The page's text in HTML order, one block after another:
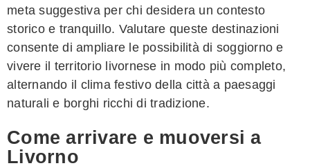
meta suggestiva per chi desidera un contesto
storico e tranquillo. Valutare queste destinazioni
consente di ampliare le possibilità di soggiorno e
vivere il territorio livornese in modo più completo,
alternando il clima festivo della città a paesaggi
naturali e borghi ricchi di tradizione.
Come arrivare e muoversi a
Livorno